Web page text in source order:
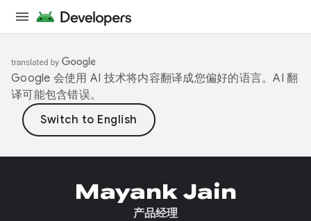
Google 会使用 AI 技术将内容翻译成您偏好的语言。AI 翻
译可能包含错误。
Mayank Jain
产品经理